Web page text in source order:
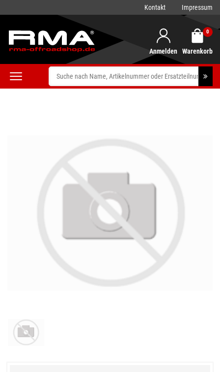
Kontakt Impressum
Anmelden
0
Warenkorb